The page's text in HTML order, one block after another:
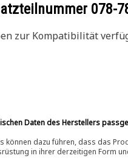
078-
zur Kompatibilität
Daten des Herstellers
dazu führen, dass das
in ihrer derzeitigen Form